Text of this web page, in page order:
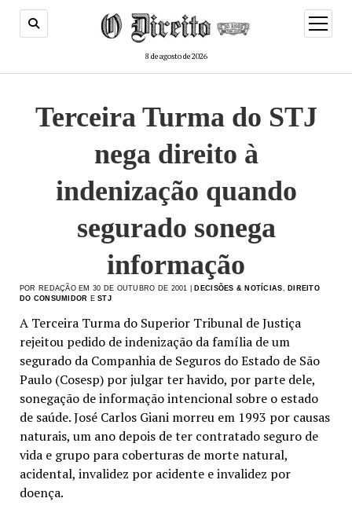
8 de agosto de 2026
menu
de
Terceira Turma do STJ
nega direito à
indenização quando
segurado sonega
informação
POR REDAÇÃO EM 30 DE OUTUBRO DE 2001 | DECISÕES & NOTÍCIAS
DIREITO
DO CONSUMIDOR ESTJ
A Terceira Turma do Superior Tribunal de Justiça
rejeitou pedido de indenização da família de um
segurado da Companhia de Seguros do Estado de São
Paulo (Cosesp) por julgar ter havido, por parte dele,
sonegação de informação intencional sobre o estado
de saúde. José Carlos Giani morreu em 1993 por causas
naturais, um ano depois de ter contratado seguro de
vida e grupo para coberturas de morte natural,
acidental, invalidez por acidente e invalidez por
doença.